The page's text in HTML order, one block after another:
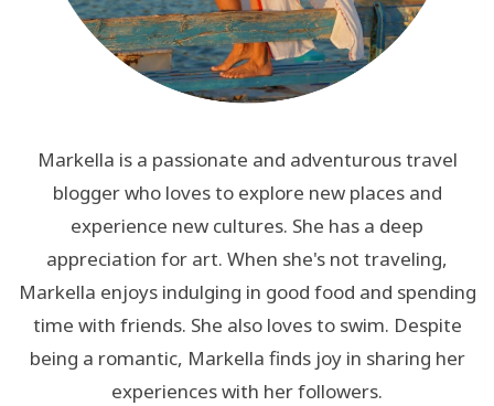
Markella is a passionate and adventurous travel
blogger who loves to explore new places and
experience new cultures. She has a deep
appreciation for art. When she's not traveling,
Markella enjoys indulging in good food and spending
time with friends. She also loves to swim. Despite
being a romantic, Markella finds joy in sharing her
experiences with her followers.